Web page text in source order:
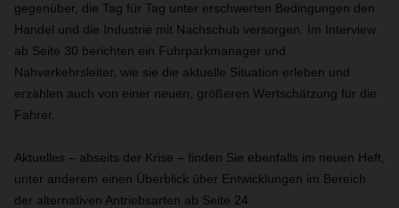
gegenüber, die Tag für Tag unter erschwerten Bedingungen den
Handel und die Industrie mit Nachschub versorgen. Im Interview
ab Seite 30 berichten ein Fuhrparkmanager und
Nahverkehrsleiter, wie sie die aktuelle Situation erleben und
erzählen auch von einer neuen, größeren Wertschätzung für die
Fahrer.
Aktuelles – abseits der Krise – finden Sie ebenfalls im neuen Heft,
unter anderem einen Überblick über Entwicklungen im Bereich
der alternativen Antriebsarten ab Seite 24.